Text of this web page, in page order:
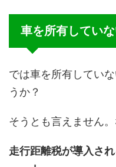
車を所有してい
では車を所有してい
うか？
そうとも言えません
走行距離税が導入さ